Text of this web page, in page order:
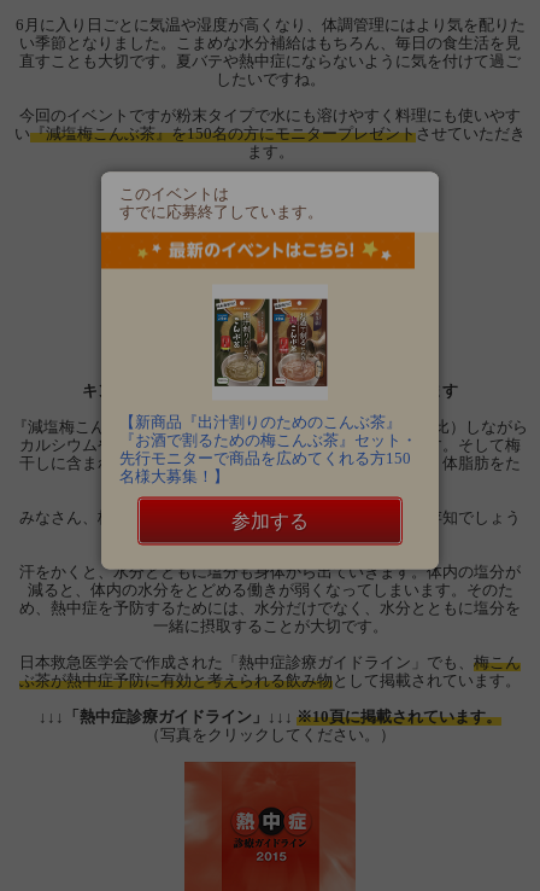
6月に入り日ごとに気温や湿度が高くなり、体調管理にはより気を配りた
い季節となりました。こまめな水分補給はもちろん、毎日の食生活を見
直すことも大切です。夏バテや熱中症にならないように気を付けて過ご
したいですね。
今回のイベントですが粉末タイプで水にも溶けやすく料理にも使いやす
い『減塩梅こんぶ茶』を150名の方にモニタープレゼントさせていただき
ます。
キンキンに冷やすとより美味しく飲んでいただけます
『減塩梅こんぶ茶』は、塩分を30%カット（当社梅こんぶ茶比）しながら
カルシウムやヨウ素などのミネラル分を豊富に含んでいます。そして梅
干しに含まれるクエン酸には体の疲労物質を取り除いたり、体脂肪をた
め込まない効果があります。
みなさん、梅こんぶ茶が熱中症予防に有効であることをご存知でしょう
か。
汗をかくと、水分とともに塩分も身体から出ていきます。体内の塩分が
減ると、体内の水分をとどめる働きが弱くなってしまいます。そのた
め、熱中症を予防するためには、水分だけでなく、水分とともに塩分を
一緒に摂取することが大切です。
日本救急医学会で作成された「熱中症診療ガイドライン」でも、 梅こん
ぶ茶が熱中症予防に有効と考えられる飲み物として掲載されています。
↓↓↓「熱中症診療ガイドライン」↓↓↓ ※10頁に掲載されています。
（写真をクリックしてください。）
このイベントは
すでに応募終了しています。
【新商品『出汁割りのためのこんぶ茶』
『お酒で割るための梅こんぶ茶』セット・
先行モニターで商品を広めてくれる方150
名様大募集！】
参加する